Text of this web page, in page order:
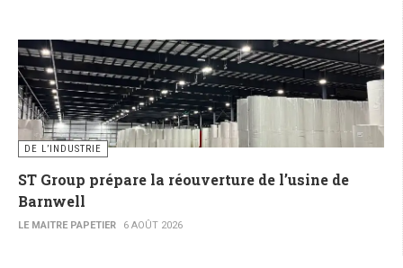
DE L’INDUSTRIE
ST Group prépare la réouverture de l’usine de
Barnwell
LE MAITRE PAPETIER 6 AOÛT 2026